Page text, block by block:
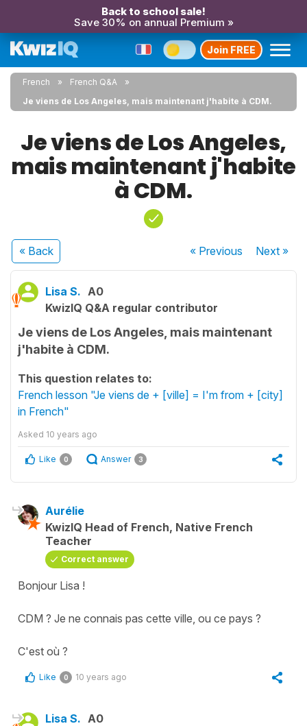
Back to school sale!
Save 30% on annual Premium »
Join FREE
French
French Q&A
Je viens de Los Angeles, mais maintenant j'habite à CDM.
Je viens de Los Angeles,
mais maintenant j'habite
à CDM.
« Back « Previous Next»
Lisa S. A0
KwizIQ Q&A regular contributor
Je viens de Los Angeles, mais maintenant
j'habite à CDM.
This question relates to:
French lesson "Je viens de + [ville] = I'm from + [city]
in French"
Asked 10 years ago
Like 0 Answer 3
Aurélie
KwizIQ Head of French, Native French
Teacher
Correct answer
Bonjour Lisa !
CDM ? Je ne connais pas cette ville, ou ce pays ?
C'est où ?
Like 0 10 years ago
Lisa S. A0